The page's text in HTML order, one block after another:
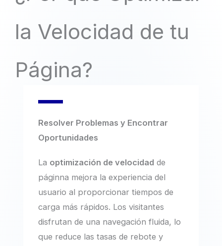
la Velocidad de tu
Página?
Resolver Problemas y Encontrar
Oportunidades
La optimización de velocidad de
páginna mejora la experiencia del
usuario al proporcionar tiempos de
carga más rápidos. Los visitantes
disfrutan de una navegación fluida, lo
que reduce las tasas de rebote y